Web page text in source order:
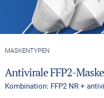
MASKENTYPEN
Antivirale FFP2-
Kombination: FFP2 NR +